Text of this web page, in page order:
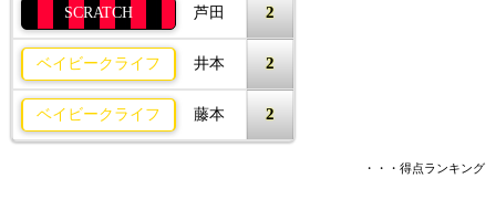
SCRATCH 芦田 2
ベイビークライフ 井本 2
ベイビークライフ 藤本 2
・・・得点ランキング